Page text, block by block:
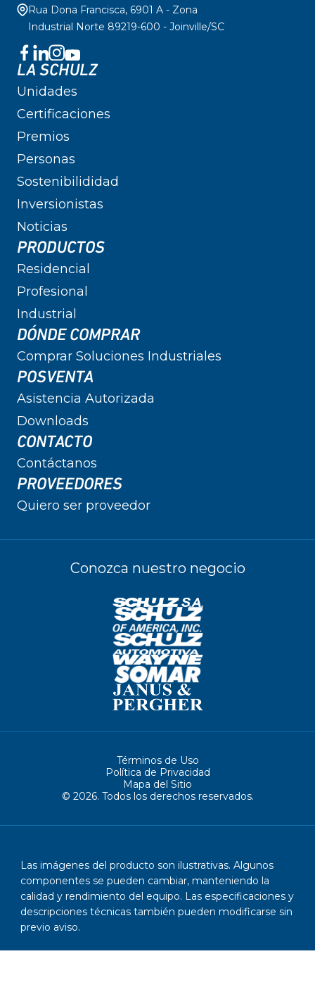
Rua Dona Francisca, 6901 A - Zona
Industrial Norte 89219-600 - Joinville/SC
LA SCHULZ
Unidades
Certificaciones
Premios
Personas
Sostenibilididad
Inversionistas
Noticias
PRODUCTOS
Residencial
Profesional
Industrial
DÓNDE COMPRAR
Comprar Soluciones Industriales
POSVENTA
Asistencia Autorizada
Downloads
CONTACTO
Contáctanos
PROVEEDORES
Quiero ser proveedor
Conozca nuestro negocio
© 2026. Todos los derechos reservados.
Términos de Uso
Política de Privacidad
Mapa del Sitio
Las imágenes del producto son ilustrativas. Algunos
componentes se pueden cambiar, manteniendo la
calidad y rendimiento del equipo. Las especificaciones y
descripciones técnicas también pueden modificarse sin
previo aviso.